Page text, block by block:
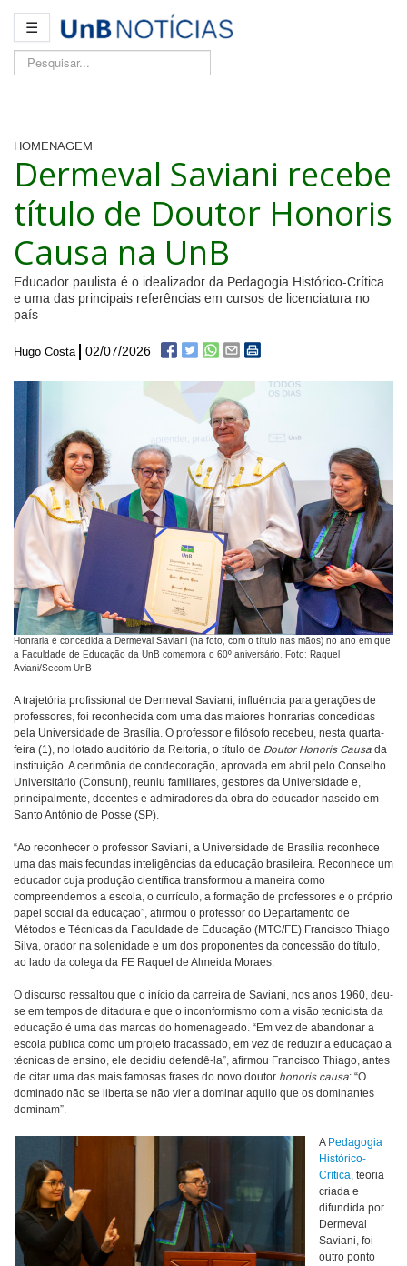
☰
Pesquisar...
HOMENAGEM
Dermeval Saviani recebe
título de Doutor Honoris
Causa na UnB
Educador paulista é o idealizador da Pedagogia Histórico-Crítica
e uma das principais referências em cursos de licenciatura no
país
Hugo Costa 02/07/2026
Honraria é concedida a Dermeval Saviani (na foto, com o título nas mãos) no ano em que
a Faculdade de Educação da UnB comemora o 60º aniversário. Foto: Raquel
Aviani/Secom UnB
A trajetória profissional de Dermeval Saviani, influência para gerações de
professores, foi reconhecida com uma das maiores honrarias concedidas
pela Universidade de Brasília. O professor e filósofo recebeu, nesta quarta-
feira (1), no lotado auditório da Reitoria, o título de Doutor Honoris Causa da
instituição. A cerimônia de condecoração, aprovada em abril pelo Conselho
Universitário (Consuni), reuniu familiares, gestores da Universidade e,
principalmente, docentes e admiradores da obra do educador nascido em
Santo Antônio de Posse (SP).
“Ao reconhecer o professor Saviani, a Universidade de Brasília reconhece
uma das mais fecundas inteligências da educação brasileira. Reconhece um
educador cuja produção científica transformou a maneira como
compreendemos a escola, o currículo, a formação de professores e o próprio
papel social da educação”, afirmou o professor do Departamento de
Métodos e Técnicas da Faculdade de Educação (MTC/FE) Francisco Thiago
Silva, orador na solenidade e um dos proponentes da concessão do título,
ao lado da colega da FE Raquel de Almeida Moraes.
O discurso ressaltou que o início da carreira de Saviani, nos anos 1960, deu-
se em tempos de ditadura e que o inconformismo com a visão tecnicista da
educação é uma das marcas do homenageado. “Em vez de abandonar a
escola pública como um projeto fracassado, em vez de reduzir a educação a
técnicas de ensino, ele decidiu defendê-la”, afirmou Francisco Thiago, antes
de citar uma das mais famosas frases do novo doutor honoris causa: “O
dominado não se liberta se não vier a dominar aquilo que os dominantes
dominam”.
A Pedagogia
Histórico-
Crítica, teoria
criada e
difundida por
Dermeval
Saviani, foi
outro ponto